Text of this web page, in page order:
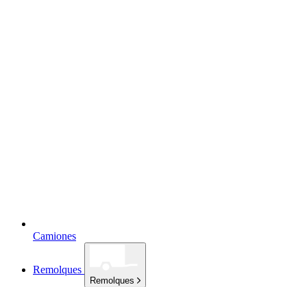
Camiones
Remolques
Remolques